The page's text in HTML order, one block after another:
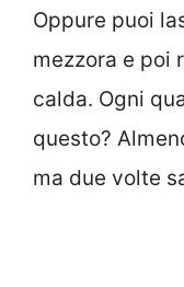
Oppure puoi
mezzora e poi
calda. Ogni
questo?
ma due volte